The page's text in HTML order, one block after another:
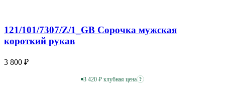
121/101/7307/Z/1_GB Сорочка мужская
короткий рукав
3 800 ₽
3 420 ₽ клубная цена ?